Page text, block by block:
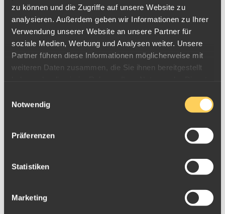
zu können und die Zugriffe auf unsere Website zu
analysieren. Außerdem geben wir Informationen zu Ihrer
Verwendung unserer Website an unsere Partner für
soziale Medien, Werbung und Analysen weiter. Unsere
Partner führen diese Informationen möglicherweise mit
weiteren Daten zusammen, die Sie ihnen bereitgestellt
Notwendig
Präferenzen
Statistiken
Marketing
Goldmünze 1/25oz Kongo 2003 20 Francs -